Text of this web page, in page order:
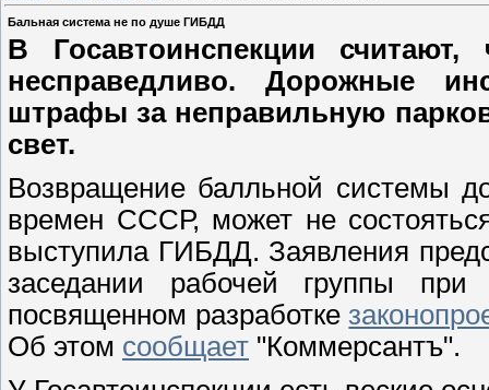
Бальная система не по душе ГИБДД
В Госавтоинспекции
несправедливо. Дорожные
штрафы за неправильную
свет.
Возвращение балльной системы
времен СССР, может не
выступила ГИБДД. Заявления
заседании рабочей группы при
посвященном разработке
Об этом сообщает "Коммерсантъ".